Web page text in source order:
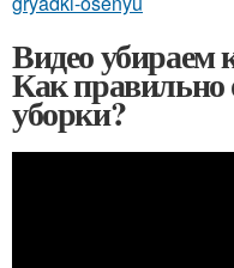
Видео убираем
Как правильно
уборки?